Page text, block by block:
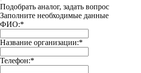
Подобрать аналог, задать вопрос
Заполните необходимые данные
ФИО:*
Название организации:*
Телефон:*